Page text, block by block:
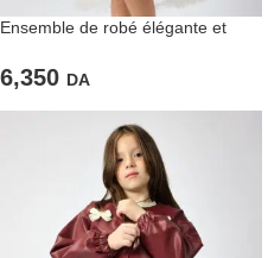
Ensemble de robé élégante et
6,350 DA